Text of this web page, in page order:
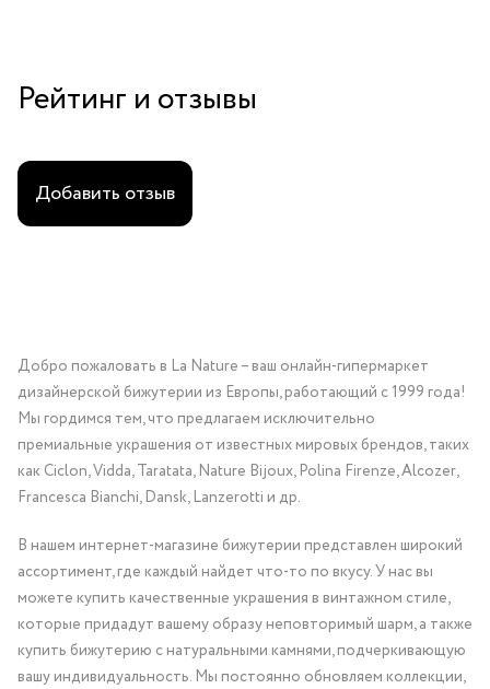
Рейтинг и отзывы
Добавить отзыв
Добро пожаловать в La Nature – ваш онлайн-гипермаркет
дизайнерской бижутерии из Европы, работающий с 1999 года!
Мы гордимся тем, что предлагаем исключительно
премиальные украшения от известных мировых брендов, таких
как Ciclon, Vidda, Taratata, Nature Bijoux, Polina Firenze, Alcozer,
Francesca Bianchi, Dansk, Lanzerotti и др.
В нашем интернет-магазине бижутерии представлен широкий
ассортимент, где каждый найдет что-то по вкусу. У нас вы
можете купить качественные украшения в винтажном стиле,
которые придадут вашему образу неповторимый шарм, а также
купить бижутерию с натуральными камнями, подчеркивающую
вашу индивидуальность. Мы постоянно обновляем коллекции,